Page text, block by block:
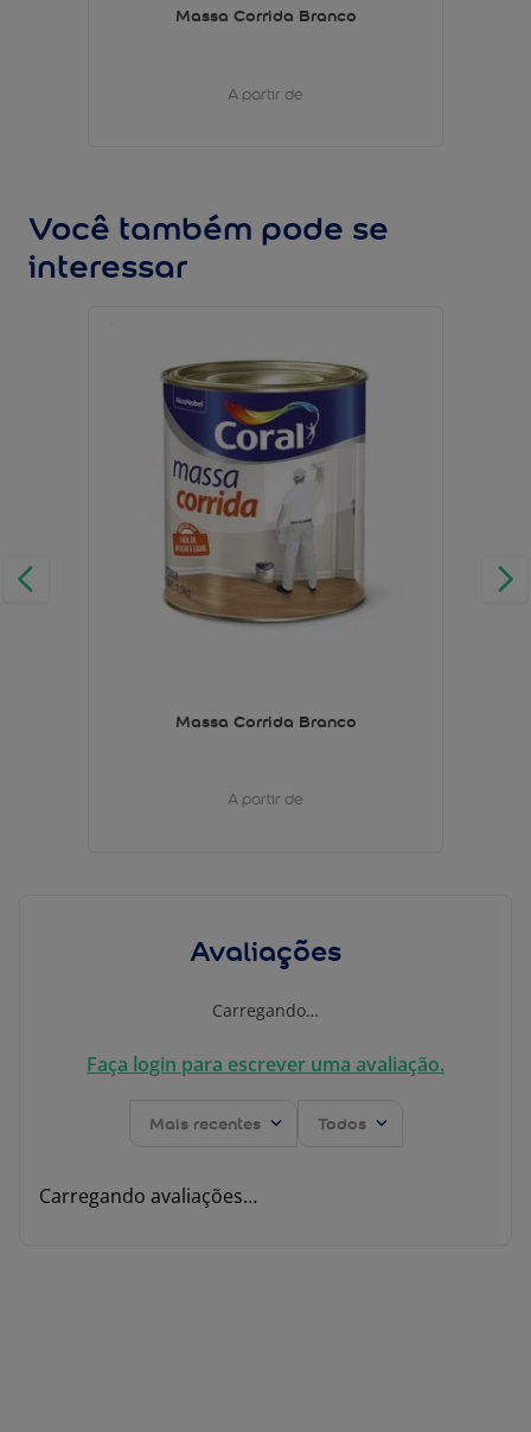
Massa Corrida Branco
A partir de
Você também pode se
interessar
Massa Corrida Branco
A partir de
Avaliações
Carregando…
Faça login para escrever uma avaliação.
Mais recentes Todos
Carregando avaliações…